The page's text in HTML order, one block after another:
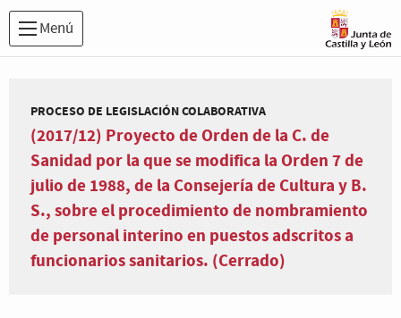
Menú
PROCESO DE LEGISLACIÓN COLABORATIVA
(2017/12) Proyecto de Orden de la C. de
Sanidad por la que se modifica la Orden 7 de
julio de 1988, de la Consejería de Cultura y B.
S., sobre el procedimiento de nombramiento
de personal interino en puestos adscritos a
funcionarios sanitarios. (Cerrado)